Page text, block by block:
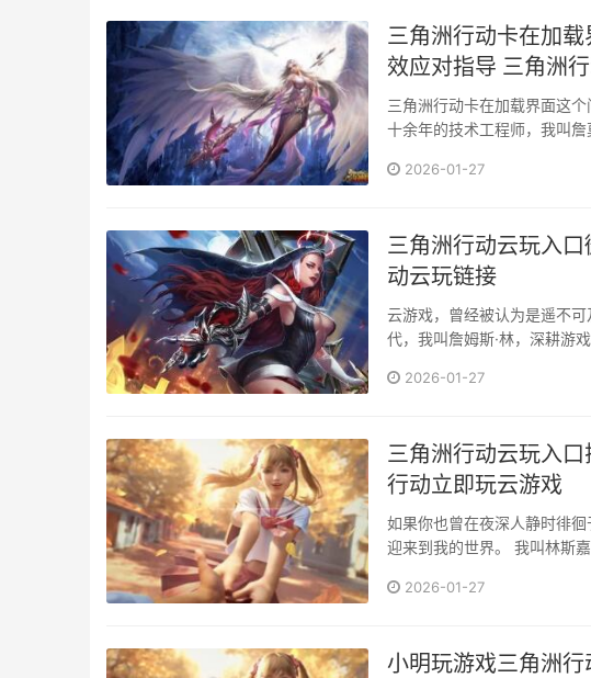
三角洲行动卡在加
效应对指导 三角洲
三角洲行动卡在加载界面这
十余年的技术工程师，我叫
2026-01-27
三角洲行动云玩入
动云玩链接
云游戏，曾经被认为是遥不
代，我叫詹姆斯·林，深耕游
2026-01-27
三角洲行动云玩入
行动立即玩云游戏
如果你也曾在夜深人静时徘
迎来到我的世界。 我叫林斯
2026-01-27
小明玩游戏三角洲